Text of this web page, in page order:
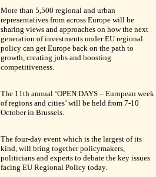
More than 5,500 regional and urban
representatives from across Europe will be
sharing views and approaches on how the next
generation of investments under EU regional
policy can get Europe back on the path to
growth, creating jobs and boosting
competitiveness.
The 11th annual ‘OPEN DAYS – European week
of regions and cities’ will be held from 7-10
October in Brussels.
The four-day event which is the largest of its
kind, will bring together policymakers,
politicians and experts to debate the key issues
facing EU Regional Policy today.